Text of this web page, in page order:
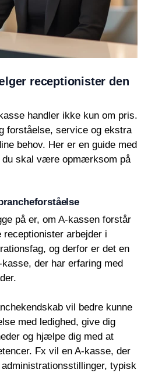
receptionister den
handler ikke kun om pris.
forståelse, service og ekstra
behov. Her er en guide med
du skal være opmærksom på
på er, om A-kassen forstår
receptionister arbejder i
og derfor er det en
der har erfaring med
vil bedre kunne
med ledighed, give dig
og hjælpe dig med at
Fx vil en A-kasse, der
typisk